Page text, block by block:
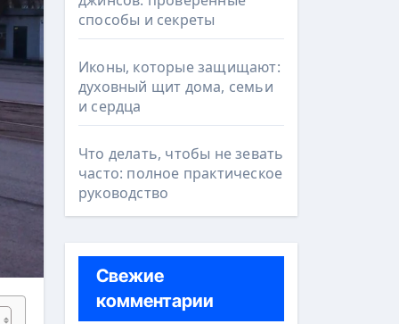
способы и секреты
Иконы, которые защищают:
духовный щит дома, семьи
и сердца
Что делать, чтобы не зевать
часто: полное практическое
руководство
Свежие
комментарии